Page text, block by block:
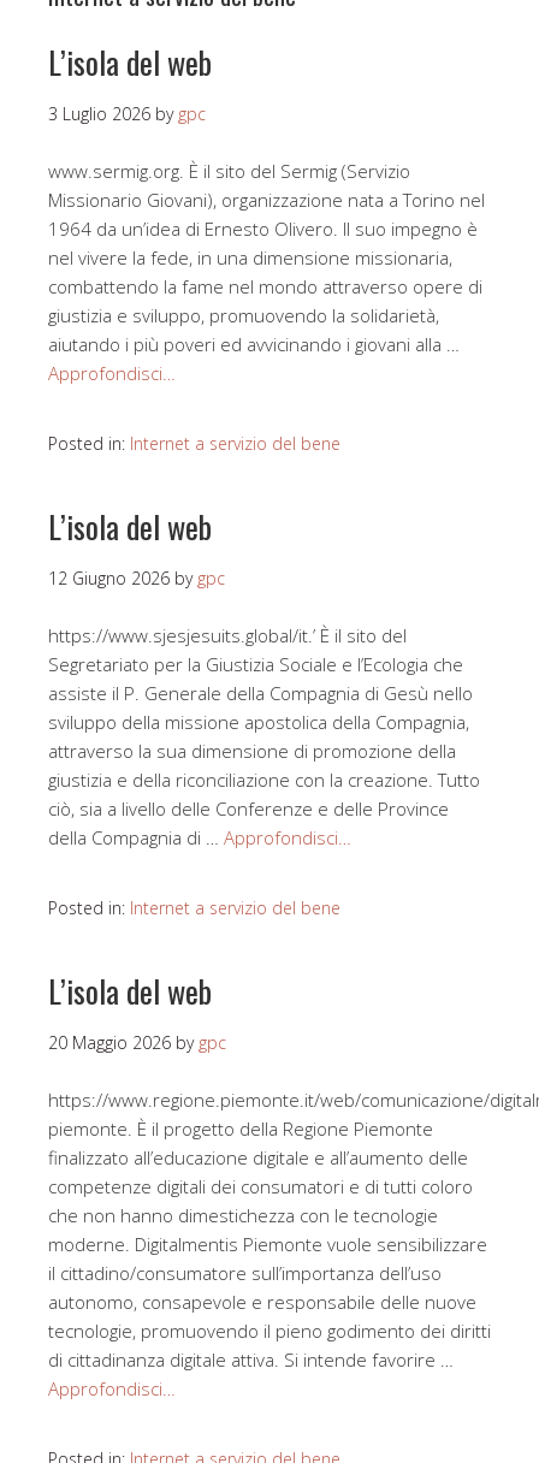
L’isola del web
3 Luglio 2026 by gpc
www.sermig.org. È il sito del Sermig (Servizio
Missionario Giovani), organizzazione nata a Torino nel
1964 da un’idea di Ernesto Olivero. Il suo impegno è
nel vivere la fede, in una dimensione missionaria,
combattendo la fame nel mondo attraverso opere di
giustizia e sviluppo, promuovendo la solidarietà,
aiutando i più poveri ed avvicinando i giovani alla …
Approfondisci…
Posted in: Internet a servizio del bene
L’isola del web
12 Giugno 2026 by gpc
https://www.sjesjesuits.global/it.’ È il sito del
Segretariato per la Giustizia Sociale e l’Ecologia che
assiste il P. Generale della Compagnia di Gesù nello
sviluppo della missione apostolica della Compagnia,
attraverso la sua dimensione di promozione della
giustizia e della riconciliazione con la creazione. Tutto
ciò, sia a livello delle Conferenze e delle Province
della Compagnia di … Approfondisci…
Posted in: Internet a servizio del bene
L’isola del web
20 Maggio 2026 by gpc
https://www.regione.piemonte.it/web/comunicazione/
piemonte. È il progetto della Regione Piemonte
finalizzato all’educazione digitale e all’aumento delle
competenze digitali dei consumatori e di tutti coloro
che non hanno dimestichezza con le tecnologie
moderne. Digitalmentis Piemonte vuole sensibilizzare
il cittadino/consumatore sull’importanza dell’uso
autonomo, consapevole e responsabile delle nuove
tecnologie, promuovendo il pieno godimento dei diritti
di cittadinanza digitale attiva. Si intende favorire …
Approfondisci…